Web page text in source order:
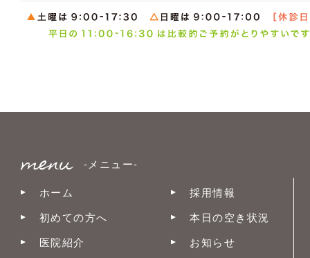
-メニュー-
ホーム
初めての方へ
医院紹介
採用情報
本日の空き状況
お知らせ